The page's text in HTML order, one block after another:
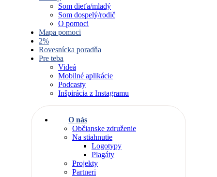
Som dieťa/mladý
Som dospelý/rodič
O pomoci
Mapa pomoci
2%
Rovesnícka poradňa
Pre teba
Videá
Mobilné aplikácie
Podcasty
Inšpirácia z Instagramu
O nás
Občianske združenie
Na stiahnutie
Logotypy
Plagáty
Projekty
Partneri